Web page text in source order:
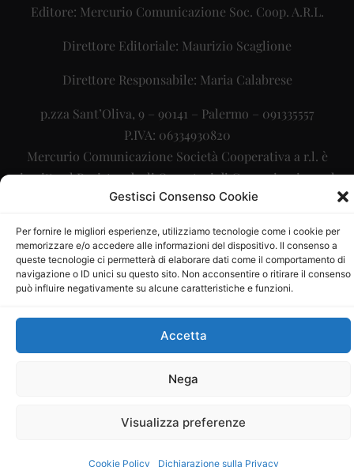
Gestisci Consenso Cookie
Per fornire le migliori esperienze, utilizziamo tecnologie come i cookie per
memorizzare e/o accedere alle informazioni del dispositivo. Il consenso a
queste tecnologie ci permetterà di elaborare dati come il comportamento di
navigazione o ID unici su questo sito. Non acconsentire o ritirare il consenso
può influire negativamente su alcune caratteristiche e funzioni.
Accetta
Nega
Visualizza preferenze
Cookie Policy Dichiarazione sulla Privacy
Editore: Mercurio Comunicazione Soc. Coop. A.R.L.
Direttore Editoriale: Maurizio Scaglione
Direttore Responsabile: Maria Calabrese
p.zza Sant’Oliva, 9 – 90141 – Palermo – 091335557
P.IVA: 06334930820
Mercurio Comunicazione Società Cooperativa a r.l. è
iscritta al Registro degli Operatori di Comunicazione al
numero 26988
Sito gestito daLa Digitale srl–info@ladigitale.it